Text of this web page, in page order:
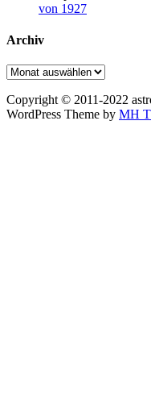
von 1927
Archiv
Archiv
Copyright © 2011-2022
WordPress Theme by MH